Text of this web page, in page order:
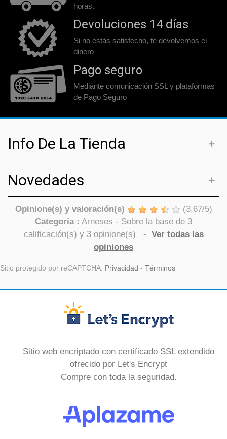
horas.
Devoluciones 14 días
Si no estás satisfecho, te devolvemos el
dinero
Pago seguro
Mediante comunicación SSL y plataformas
de Pago Seguro
Info De La Tienda
Novedades
Opinione(s) y valoración(s) (3,67/5)
Categoría : Arneses - Sobre la base de 3
calificación(s) y 3opinione(s) - Ver todas las
opiniones
Sitio protegido por reCAPTCHA. Privacidad - Términos
Sitio web encriptado con certificado SSL extendido
ofrecido por Let's Encrypt
Compre con toda la seguridad.